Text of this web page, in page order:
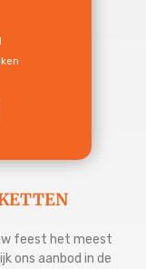
feest het meest
ons aanbod in de